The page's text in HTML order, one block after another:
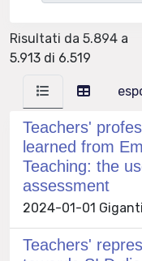
Risultati da 5.894 a
5.913 di 6.519
Teachers'
learned from
Teaching: the
assessment
2024-01-01
Teachers'